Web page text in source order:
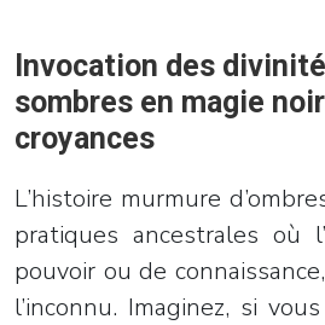
Invocation des
sombres en magie
croyances
L’histoire murmure
pratiques ancestrales où
pouvoir ou de
l’inconnu. Imaginez, si